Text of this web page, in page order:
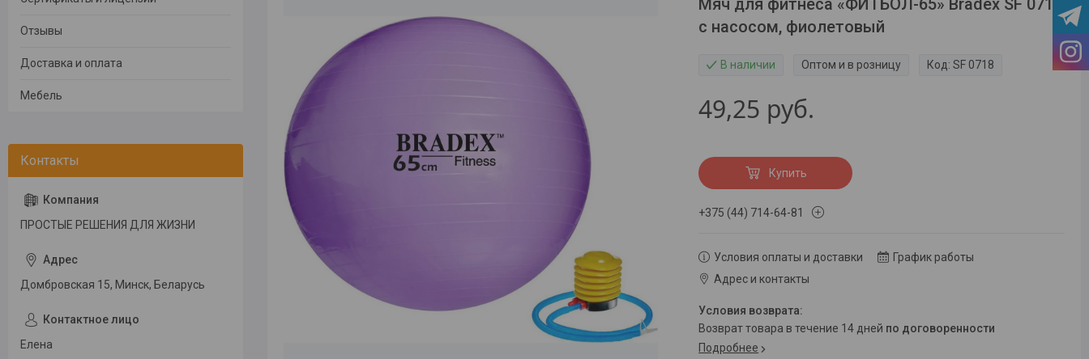
Мяч для фитнеса «ФИТБОЛ-65» Bradex SF 0718
с насосом, фиолетовый
В наличии Оптом и в розницу Код:SF 0718
49,25 руб.
Купить
+375 (44) 714-64-81
Условия оплаты и доставки
График работы
Адрес и контакты
возврат товара в течение 14 дней по договоренности
Подробнее
Отзывы
Доставка и оплата
Мебель
ПРОСТЫЕ РЕШЕНИЯ ДЛЯ ЖИЗНИ
Домбровская 15, Минск, Беларусь
Елена